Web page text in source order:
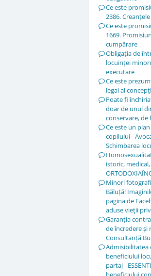
Ce este
2386.
Ce este
1669.
cumpărare
Obligația de
locuinței
executare
Ce este
legal al
Poate fi
doar de unul
conservare,
Ce este un
copilului -
Schimbarea
istoric,
Minori
Băluță!
pagina de
aduse vieţii
Garanția
de încredere și
Consultanță
Admisibilitatea
beneficiului
partaj -